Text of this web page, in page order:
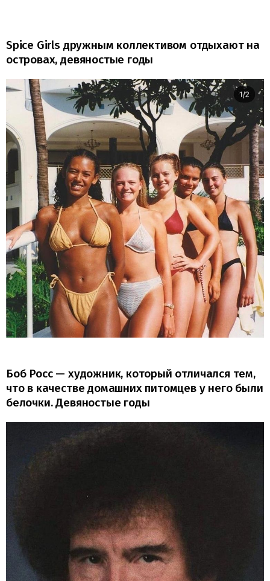
Spice Girls дружным коллективом отдыхают на
островах, девяностые годы
Боб Росс — художник, который отличался тем,
что в качестве домашних питомцев у него были
белочки. Девяностые годы